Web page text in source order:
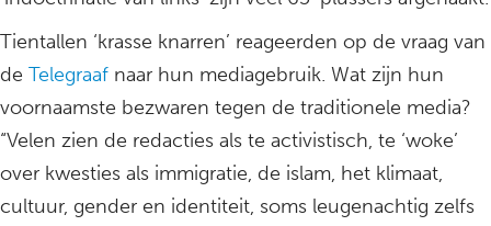
Tientallen ‘krasse knarren’ reageerden op de vraag van
de Telegraaf naar hun mediagebruik. Wat zijn hun
voornaamste bezwaren tegen de traditionele media?
“Velen zien de redacties als te activistisch, te ‘woke’
over kwesties als immigratie, de islam, het klimaat,
cultuur, gender en identiteit, soms leugenachtig zelfs